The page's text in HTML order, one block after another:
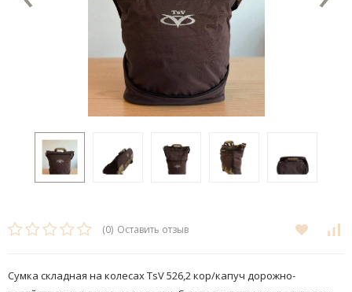
(0) Оставить отзыв
Сумка складная на колесах TsV 526,2 кор/капуч дорожно-